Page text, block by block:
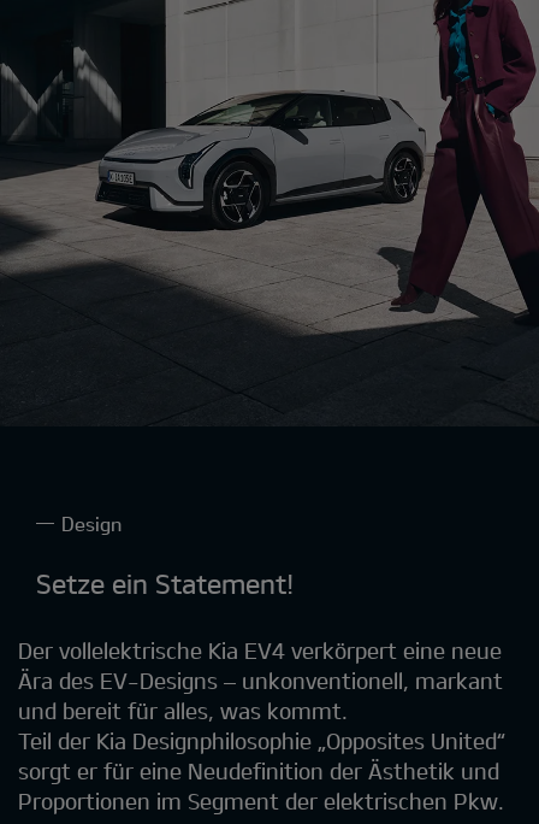
Design
Setze ein Statement!
Der vollelektrische Kia EV4 verkörpert eine neue
Ära des EV-Designs – unkonventionell, markant
und bereit für alles, was kommt.
Teil der Kia Designphilosophie „Opposites United“
sorgt er für eine Neudefinition der Ästhetik und
Proportionen im Segment der elektrischen Pkw.